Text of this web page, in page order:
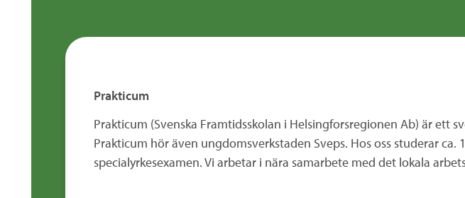
Prakticum
Prakticum (Svenska Framtidsskolan i Helsingforsregionen Ab) är ett
Prakticum hör även ungdomsverkstaden Sveps. Hos oss studerar
specialyrkesexamen. Vi arbetar i nära samarbete med det lokala